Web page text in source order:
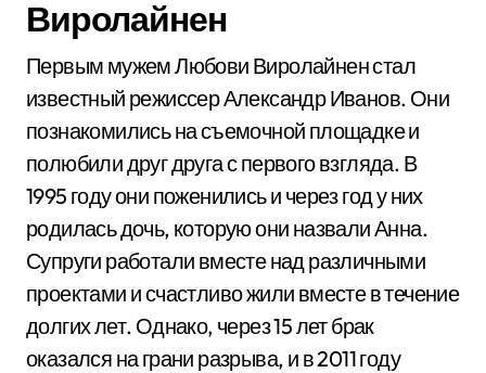
Виролайнен
Первым мужем Любови Виролайнен стал
известный режиссер Александр Иванов. Они
познакомились на съемочной площадке и
полюбили друг друга с первого взгляда. В
1995 году они поженились и через год у них
родилась дочь, которую они назвали Анна.
Супруги работали вместе над различными
проектами и счастливо жили вместе в течение
долгих лет. Однако, через 15 лет брак
оказался на грани разрыва, и в 2011 году